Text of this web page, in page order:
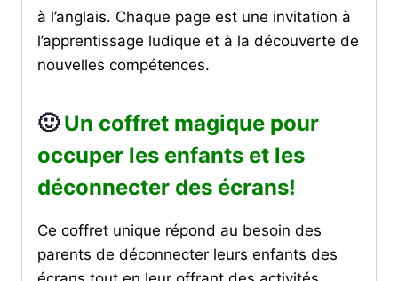
à l’anglais. Chaque page est une invitation à
l’apprentissage ludique et à la découverte de
nouvelles compétences.
🙂 Un coffret magique pour
occuper les enfants et les
déconnecter des écrans!
Ce coffret unique répond au besoin des
parents de déconnecter leurs enfants des